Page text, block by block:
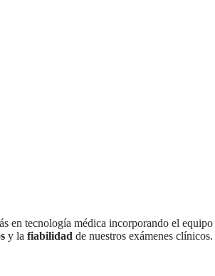
en tecnología médica incorporando el equipo
y la fiabilidad de nuestros exámenes clínicos.